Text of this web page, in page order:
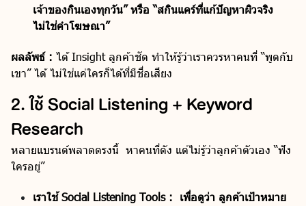
เจ้าของกินเองทุกวัน” หรือ “สกินแคร์ที่แก้ปัญหาผิวจริง
ไม่ใช่คำโฆษณา”
ผลลัพธ์ : ได้ Insight ลูกค้าชัด ทำให้รู้ว่าเราควรหาคนที่ “พูดกับ
เขา” ได้ ไม่ใช่แค่ใครก็ได้ที่มีชื่อเสียง
2. ใช้ Social Listening + Keyword
Research
หลายแบรนด์พลาดตรงนี้ หาคนที่ดัง แต่ไม่รู้ว่าลูกค้าตัวเอง “ฟัง
ใครอยู่”
เราใช้ Social Listening Tools : เพื่อดูว่า ลูกค้าเป้าหมาย